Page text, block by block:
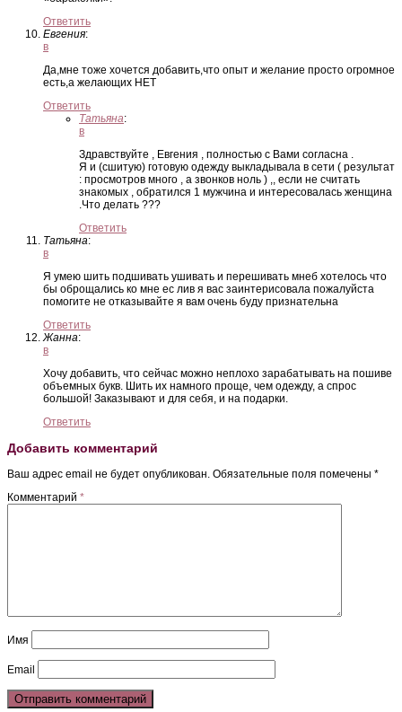
Ответить
Евгения:
в
Да,мне тоже хочется добавить,что опыт и желание просто огромное
есть,а желающих НЕТ
Ответить
Татьяна:
в
Здравствуйте , Евгения , полностью с Вами согласна .
Я и (сшитую) готовую одежду выкладывала в сети ( результат
: просмотров много , а звонков ноль ) ,, если не считать
знакомых , обратился 1 мужчина и интересовалась женщина
.Что делать ???
Ответить
Татьяна:
в
Я умею шить подшивать ушивать и перешивать мнеб хотелось что
бы оброщались ко мне ес лив я вас заинтерисовала пожалуйста
помогите не отказывайте я вам очень буду признательна
Ответить
Жанна:
в
Хочу добавить, что сейчас можно неплохо зарабатывать на пошиве
объемных букв. Шить их намного проще, чем одежду, а спрос
большой! Заказывают и для себя, и на подарки.
Ответить
Добавить комментарий
Ваш адрес email не будет опубликован. Обязательные поля помечены *
Комментарий *
Имя
Email